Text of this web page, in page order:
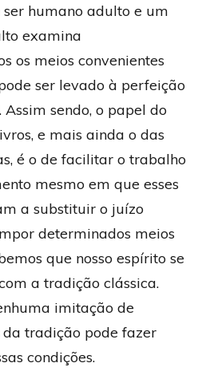
humano adulto e um
examina
os meios convenientes
ser levado à perfeição
sendo, o papel do
e mais ainda o das
é o de facilitar o trabalho
mesmo em que esses
a substituir o juízo
determinados meios
que nosso espírito se
a tradição clássica.
imitação de
tradição pode fazer
condições.